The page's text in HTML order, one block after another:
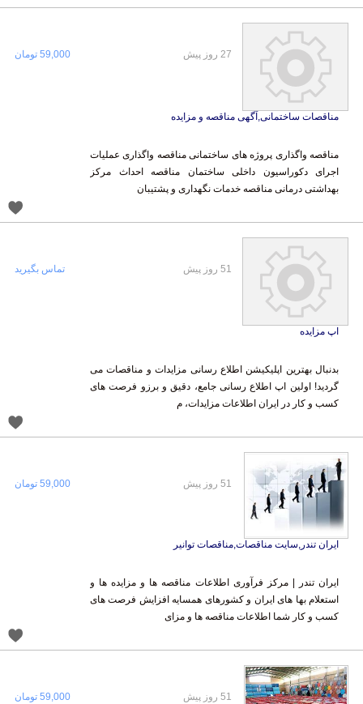
مناقصات ساختمانی,آگهی مناقصه و مزایده
مناقصه واگذاری پروژه های ساختمانی مناقصه واگذاری عملیات
اجرای دکوراسیون داخلی ساختمان مناقصه احداث مرکز
بهداشتی درمانی مناقصه خدمات نگهداری و پشتیبان
27 روز پیش 59,000 تومان
اپ مزایده
بدنبال بهترین اپلیکیشن اطلاع رسانی مزایدات و مناقصات می
گردید! اولین اپ اطلاع رسانی جامع، دقیق و برزو فرصت های
کسب و کار در ایران اطلاعات مزایدات، م
51 روز پیش تماس بگیرید
ایران تندر,سایت مناقصات,مناقصات توانیر
ایران تندر | مرکز فرآوری اطلاعات مناقصه ها و مزایده ها و
استعلام بها های ایران و کشورهای همسایه افزایش فرصت های
کسب و کار شما اطلاعات مناقصه ها و مزای
51 روز پیش 59,000 تومان
51 روز پیش 59,000 تومان